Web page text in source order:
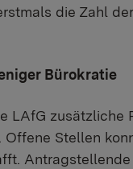
die Zahl
Bürokratie
LAfG
Stellen